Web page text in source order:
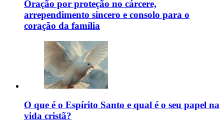
Oração por proteção no cárcere,
arrependimento sincero e consolo para o
coração da família
O que é o Espírito Santo e qual é o seu papel na
vida cristã?